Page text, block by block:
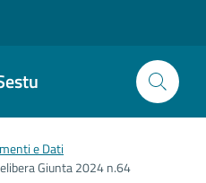
e Dati
Giunta 2024 n.64